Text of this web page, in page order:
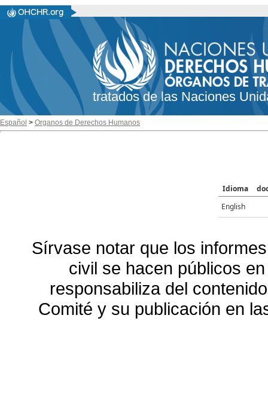
tratados de las Naciones
Español > Organos de Derechos Humanos
Idioma
English
Sírvase notar que los
civil se hacen públicos
responsabiliza del
Comité y su publicación en